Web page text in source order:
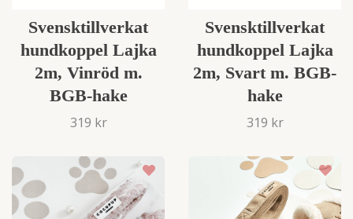
Svensktillverkat
hundkoppel Lajka
2m, Vinröd m.
BGB-hake
319 kr
Svensktillverkat
hundkoppel Lajka
2m, Svart m. BGB-
hake
319 kr